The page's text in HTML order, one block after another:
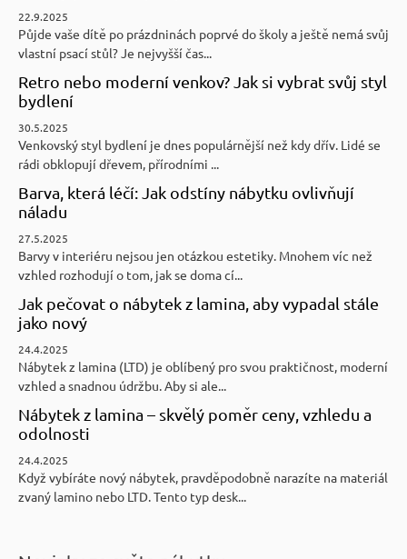
22.9.2025
Půjde vaše dítě po prázdninách poprvé do školy a ještě nemá svůj
vlastní psací stůl? Je nejvyšší čas...
Retro nebo moderní venkov? Jak si vybrat svůj styl
bydlení
30.5.2025
Venkovský styl bydlení je dnes populárnější než kdy dřív. Lidé se
rádi obklopují dřevem, přírodními ...
Barva, která léčí: Jak odstíny nábytku ovlivňují
náladu
27.5.2025
Barvy v interiéru nejsou jen otázkou estetiky. Mnohem víc než
vzhled rozhodují o tom, jak se doma cí...
Jak pečovat o nábytek z lamina, aby vypadal stále
jako nový
24.4.2025
Nábytek z lamina (LTD) je oblíbený pro svou praktičnost, moderní
vzhled a snadnou údržbu. Aby si ale...
Nábytek z lamina – skvělý poměr ceny, vzhledu a
odolnosti
24.4.2025
Když vybíráte nový nábytek, pravděpodobně narazíte na materiál
zvaný lamino nebo LTD. Tento typ desk...